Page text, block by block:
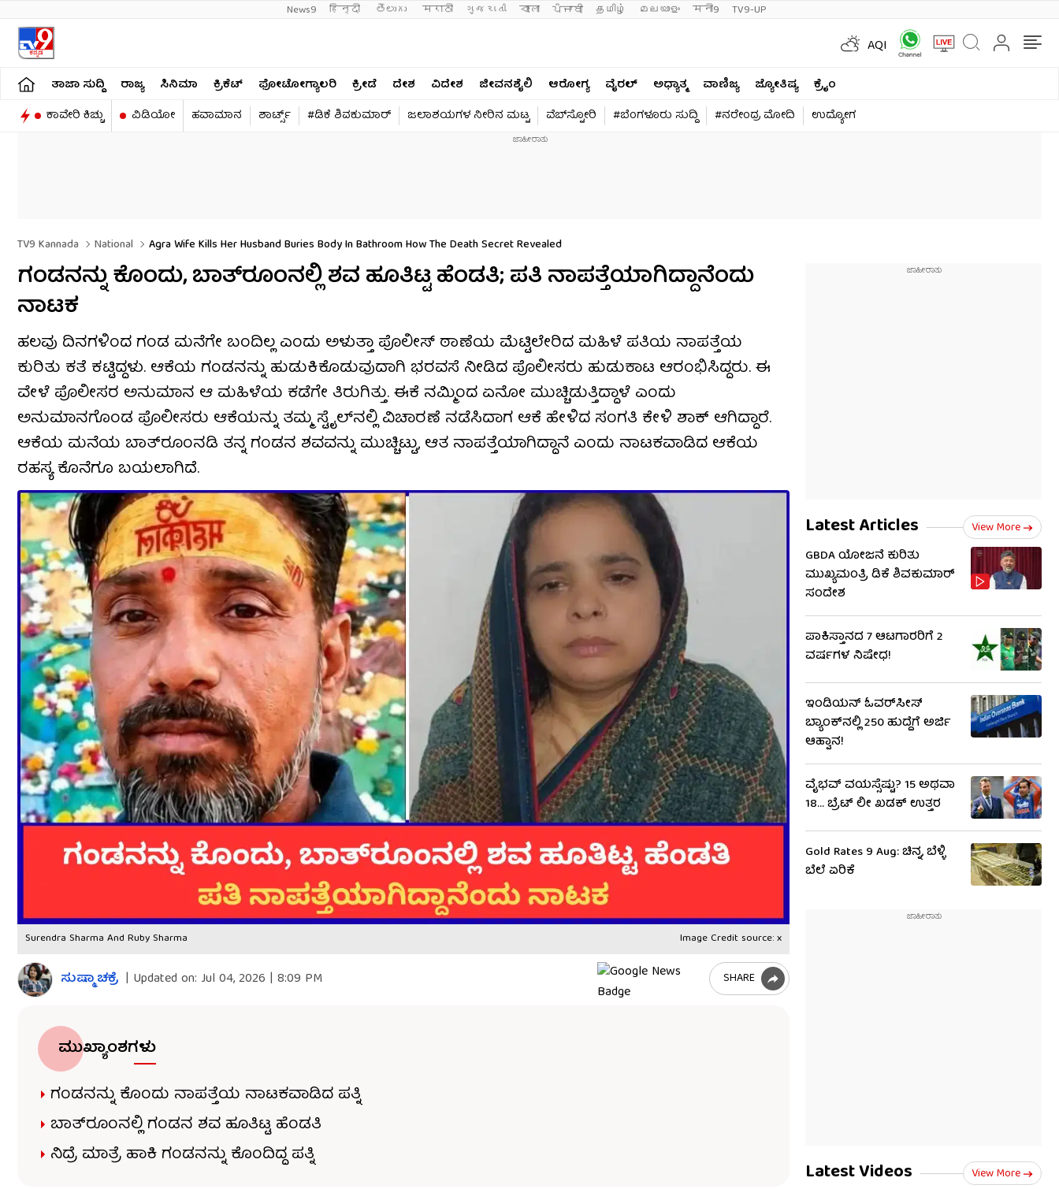
News9 हिन्दी తెలుగు मराठी ગુજરાતી বাংলা ਪੰਜਾਬੀ தமிழ் മലയാളം मनी9 TV9-UP
AQI
ತಾಜಾ ಸುದ್ದಿ ರಾಜ್ಯ ಸಿನಿಮಾ ಕ್ರಿಕೆಟ್​ ಫೋಟೋಗ್ಯಾಲರಿ ಕ್ರೀಡೆ ದೇಶ ವಿದೇಶ ಜೀವನಶೈಲಿ ಆರೋಗ್ಯ ವೈರಲ್​ ಅಧ್ಯಾತ್ಮ ವಾಣಿಜ್ಯ ಜ್ಯೋತಿಷ್ಯ
ಕ್ರೈಂ
ಕಾವೇರಿ ಕಿಚ್ಚು
ವಿಡಿಯೋ ಹವಾಮಾನ ಶಾರ್ಟ್ಸ್​ #ಡಿಕೆ ಶಿವಕುಮಾರ್​ ಜಲಾಶಯಗಳ ನೀರಿನ ಮಟ್ಟ ವೆಬ್​ಸ್ಟೋರಿ #ಬೆಂಗಳೂರು ಸುದ್ದಿ #ನರೇಂದ್ರ ಮೋದಿ ಉದ್ಯೋಗ
TV9 Kannada National Agra Wife Kills Her Husband Buries Body In Bathroom How The Death Secret Revealed
ಗಂಡನನ್ನು ಕೊಂದು, ಬಾತ್​​ರೂಂನಲ್ಲಿ ಶವ ಹೂತಿಟ್ಟ ಹೆಂಡತಿ; ಪತಿ ನಾಪತ್ತೆಯಾಗಿದ್ದಾನೆಂದು
ನಾಟಕ
ಹಲವು ದಿನಗಳಿಂದ ಗಂಡ ಮನೆಗೇ ಬಂದಿಲ್ಲ ಎಂದು ಅಳುತ್ತಾ ಪೊಲೀಸ್ ಠಾಣೆಯ ಮೆಟ್ಟಿಲೇರಿದ ಮಹಿಳೆ ಪತಿಯ ನಾಪತ್ತೆಯ
ಕುರಿತು ಕತೆ ಕಟ್ಟಿದ್ದಳು. ಆಕೆಯ ಗಂಡನನ್ನು ಹುಡುಕಿಕೊಡುವುದಾಗಿ ಭರವಸೆ ನೀಡಿದ ಪೊಲೀಸರು ಹುಡುಕಾಟ ಆರಂಭಿಸಿದ್ದರು. ಈ
ವೇಳೆ ಪೊಲೀಸರ ಅನುಮಾನ ಆ ಮಹಿಳೆಯ ಕಡೆಗೇ ತಿರುಗಿತ್ತು. ಈಕೆ ನಮ್ಮಿಂದ ಏನೋ ಮುಚ್ಚಿಡುತ್ತಿದ್ದಾಳೆ ಎಂದು
ಅನುಮಾನಗೊಂಡ ಪೊಲೀಸರು ಆಕೆಯನ್ನು ತಮ್ಮ ಸ್ಟೈಲ್​ನಲ್ಲಿ ವಿಚಾರಣೆ ನಡೆಸಿದಾಗ ಆಕೆ ಹೇಳಿದ ಸಂಗತಿ ಕೇಳಿ ಶಾಕ್ ಆಗಿದ್ದಾರೆ.
ಆಕೆಯ ಮನೆಯ ಬಾತ್​​ರೂಂನಡಿ ತನ್ನ ಗಂಡನ ಶವವನ್ನು ಮುಚ್ಚಿಟ್ಟು, ಆತ ನಾಪತ್ತೆಯಾಗಿದ್ದಾನೆ ಎಂದು ನಾಟಕವಾಡಿದ ಆಕೆಯ
ರಹಸ್ಯ ಕೊನೆಗೂ ಬಯಲಾಗಿದೆ.
Surendra Sharma And Ruby Sharma Image Credit source: x
ಸುಷ್ಮಾ ಚಕ್ರೆ | Updated on: Jul 04, 2026 | 8:09 PM SHARE
ಮುಖ್ಯಾಂಶಗಳು
ಗಂಡನನ್ನು ಕೊಂದು ನಾಪತ್ತೆಯ ನಾಟಕವಾಡಿದ ಪತ್ನಿ
ಬಾತ್​ರೂಂನಲ್ಲಿ ಗಂಡನ ಶವ ಹೂತಿಟ್ಟ ಹೆಂಡತಿ
ನಿದ್ರೆ ಮಾತ್ರೆ ಹಾಕಿ ಗಂಡನನ್ನು ಕೊಂದಿದ್ದ ಪತ್ನಿ
Latest Articles View More
GBDA ಯೋಜನೆ ಕುರಿತು
ಮುಖ್ಯಮಂತ್ರಿ ಡಿಕೆ ಶಿವಕುಮಾರ್
ಸಂದೇಶ
ಪಾಕಿಸ್ತಾನದ 7 ಆಟಗಾರರಿಗೆ 2
ವರ್ಷಗಳ ನಿಷೇಧ!
ಇಂಡಿಯನ್ ಓವರ್‌ಸೀಸ್
ಬ್ಯಾಂಕ್‌ನಲ್ಲಿ 250 ಹುದ್ದೆಗೆ ಅರ್ಜಿ
ಆಹ್ವಾನ!
ವೈಭವ್ ವಯಸ್ಸೆಷ್ಟು? 15 ಅಥವಾ
18... ಬ್ರೆಟ್ ಲೀ ಖಡಕ್ ಉತ್ತರ
Gold Rates 9 Aug: ಚಿನ್ನ, ಬೆಳ್ಳಿ
ಬೆಲೆ ಏರಿಕೆ
Latest Videos View More